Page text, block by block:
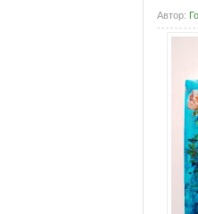
Автор: